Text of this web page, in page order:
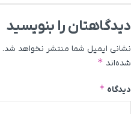
دیدگاهتان را بنویسید
نشانی ایمیل شما منتشر نخواهد شد.
شده‌اند *
دیدگاه *